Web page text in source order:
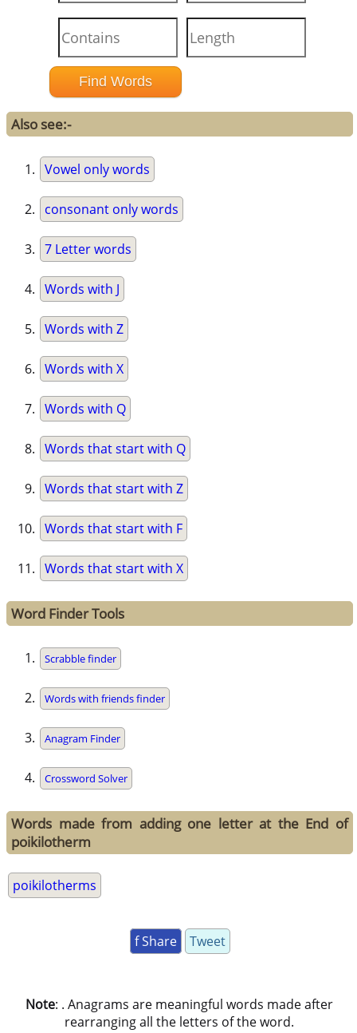
Also see:-
Vowel only words
consonant only words
7 Letter words
Words with J
Words with Z
Words with X
Words with Q
Words that start with Q
Words that start with Z
Words that start with F
Words that start with X
Word Finder Tools
Scrabble finder
Words with friends finder
Anagram Finder
Crossword Solver
Words made from adding one letter at the End of
poikilotherm
poikilotherms
f Share Tweet
Note: . Anagrams are meaningful words made after
rearranging all the letters of the word.